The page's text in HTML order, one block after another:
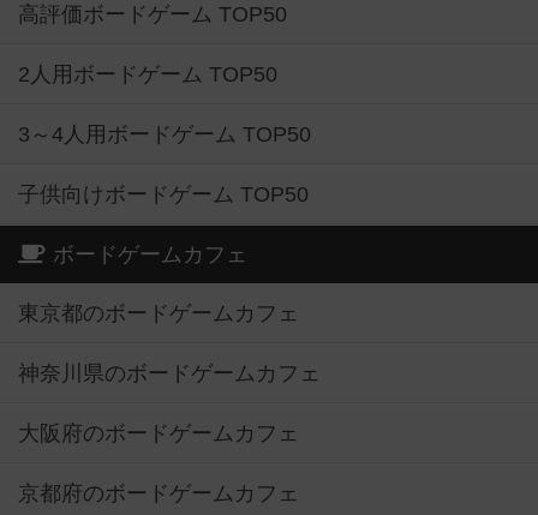
高評価ボードゲーム TOP50
2人用ボードゲーム TOP50
3～4人用ボードゲーム TOP50
子供向けボードゲーム TOP50
ボードゲームカフェ
東京都のボードゲームカフェ
神奈川県のボードゲームカフェ
大阪府のボードゲームカフェ
京都府のボードゲームカフェ